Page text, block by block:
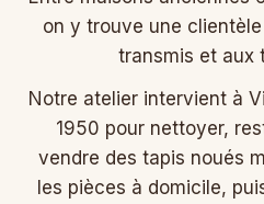
on y trouve une
transmis et aux
Notre atelier intervient à
1950 pour nettoyer,
vendre des tapis noués
les pièces à domicile,